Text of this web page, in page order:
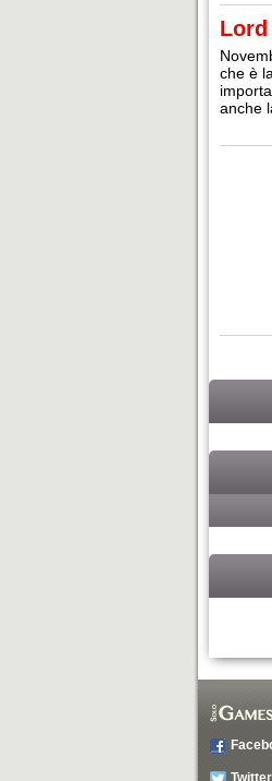
che è
anche
Twitter